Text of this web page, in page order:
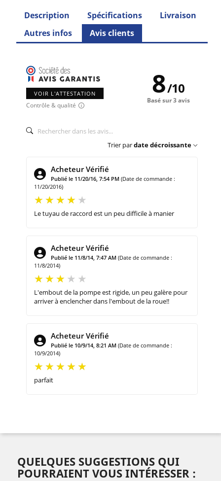
Description Spécifications
Livraison
Autres infos
Avis clients
VOIR L'ATTESTATION
Contrôle & qualité
8/10
Basé sur 3 avis
Trier pardate décroissante
Acheteur Vérifié
Publié le 11/20/16, 7:54 PM (Date de commande :
11/20/2016)
Le tuyau de raccord est un peu difficile à manier
Acheteur Vérifié
Publié le 11/8/14, 7:47 AM (Date de commande :
11/8/2014)
L'embout de la pompe est rigide, un peu galère pour
arriver à enclencher dans l'embout de la roue!!
Acheteur Vérifié
Publié le 10/9/14, 8:21 AM (Date de commande :
10/9/2014)
parfait
QUELQUES SUGGESTIONS QUI
POURRAIENT VOUS INTÉRESSER :